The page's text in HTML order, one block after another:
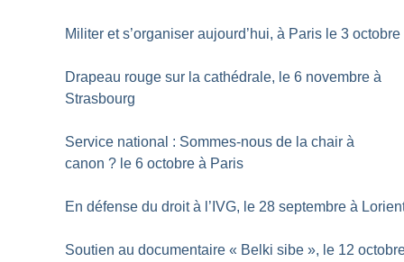
Militer et s’organiser aujourd’hui, à Paris le 3 octobre
Drapeau rouge sur la cathédrale, le 6 novembre à
Strasbourg
Service national : Sommes-nous de la chair à
canon ? le 6 octobre à Paris
En défense du droit à l’IVG, le 28 septembre à
Soutien au documentaire « Belki sibe », le 12